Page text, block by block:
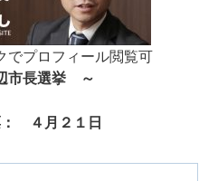
プロフィール閲覧可
市長選挙 ～
４月２１日